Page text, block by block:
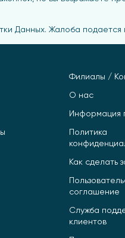
Данных. Жалоба подается
Филиалы /
О нас
Информация
Политика
Как сделать
соглашение
Служба
клиентов